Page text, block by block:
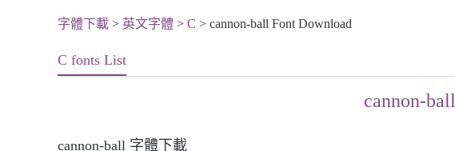
字體下載 > 英文字體 > C > cannon-ball Font Download
C fonts List
cannon-ball
cannon-ball 字體下載